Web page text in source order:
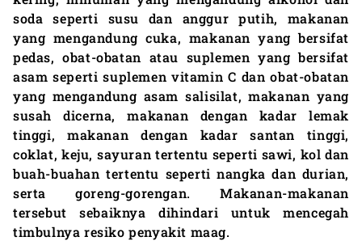
soda seperti susu dan anggur putih, makanan
yang mengandung cuka, makanan yang bersifat
pedas, obat-obatan atau suplemen yang bersifat
asam seperti suplemen vitamin C dan obat-obatan
yang mengandung asam salisilat, makanan yang
susah dicerna, makanan dengan kadar lemak
tinggi, makanan dengan kadar santan tinggi,
coklat, keju, sayuran tertentu seperti sawi, kol dan
buah-buahan tertentu seperti nangka dan durian,
serta goreng-gorengan. Makanan-makanan
tersebut sebaiknya dihindari untuk mencegah
timbulnya resiko penyakit maag.